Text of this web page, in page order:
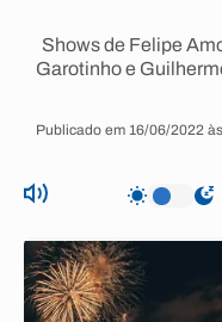
Shows de Felipe
Garotinho e
Publicado em 16/06/2022